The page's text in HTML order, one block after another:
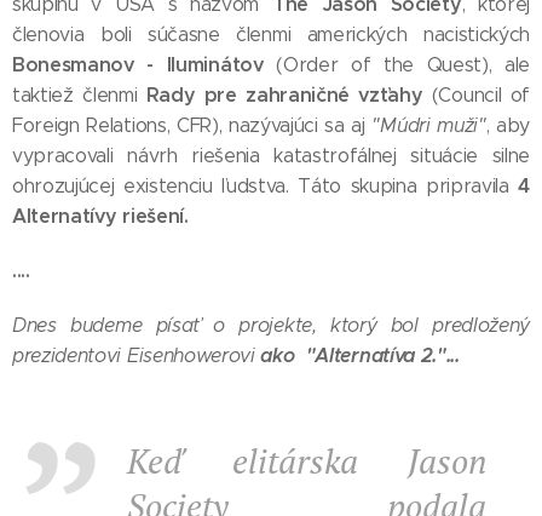
členovia boli súčasne členmi amerických nacistických
Bonesmanov - Iluminátov(Order of the Quest), ale
taktiež členmi Rady pre zahraničné vzťahy (Council of
Foreign Relations, CFR), nazývajúci sa aj "Múdri muži", aby
vypracovali návrh riešenia katastrofálnej situácie silne
ohrozujúcej existenciu ľudstva. Táto skupina pripravila4
Alternatívy riešení.
....
Dnes budeme písať o projekte, ktorý bol predložený
prezidentovi Eisenhoweroviako "Alternatíva 2."...
Keď elitárska Jason
Society podala